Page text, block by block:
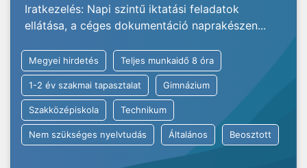
Iratkezelés: Napi szintű iktatási feladatok
ellátása, a céges dokumentáció naprakészen...
Megyei hirdetés Teljes munkaidő 8 óra
1-2 év szakmai tapasztalat Gimnázium
Szakközépiskola Technikum
Nem szükséges nyelvtudás Általános Beosztott